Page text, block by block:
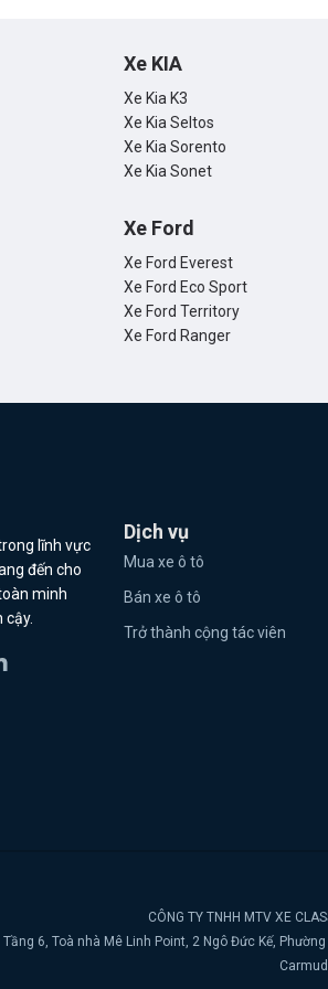
Xe KIA
Xe Kia K3
Xe Kia Seltos
Xe Kia Sorento
Xe Kia Sonet
Xe Ford
Xe Ford Everest
Xe Ford Eco Sport
Xe Ford Territory
Xe Ford Ranger
lĩnh vực
đến cho
minh
cậy.
Dịch vụ
Mua xe ô tô
Bán xe ô tô
Trở thành cộng tác viên
CÔNG TY TNHH MTV XE
6, Toà nhà Mê Linh Point, 2 Ngô Đức Kế,